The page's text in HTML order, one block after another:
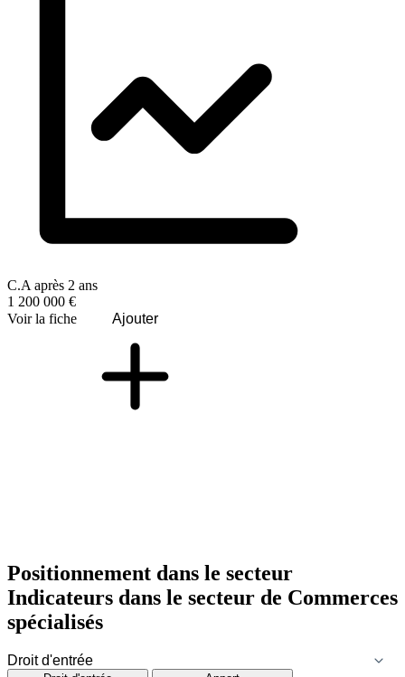
C.A après 2 ans
1 200 000 €
Voir la fiche
Ajouter
Positionnement dans le secteur
Indicateurs dans le secteur de Commerces
spécialisés